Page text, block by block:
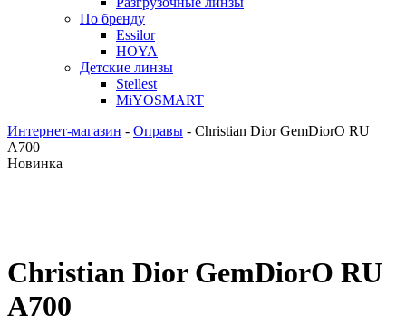
По бренду
Essilor
HOYA
Детские линзы
Stellest
MiYOSMART
Интернет-магазин - Оправы - Christian Dior GemDiorO RU
A700
Новинка
Christian Dior GemDiorO RU
A700